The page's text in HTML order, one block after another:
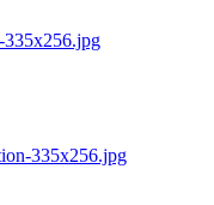
335x256.jpg
335x256.jpg